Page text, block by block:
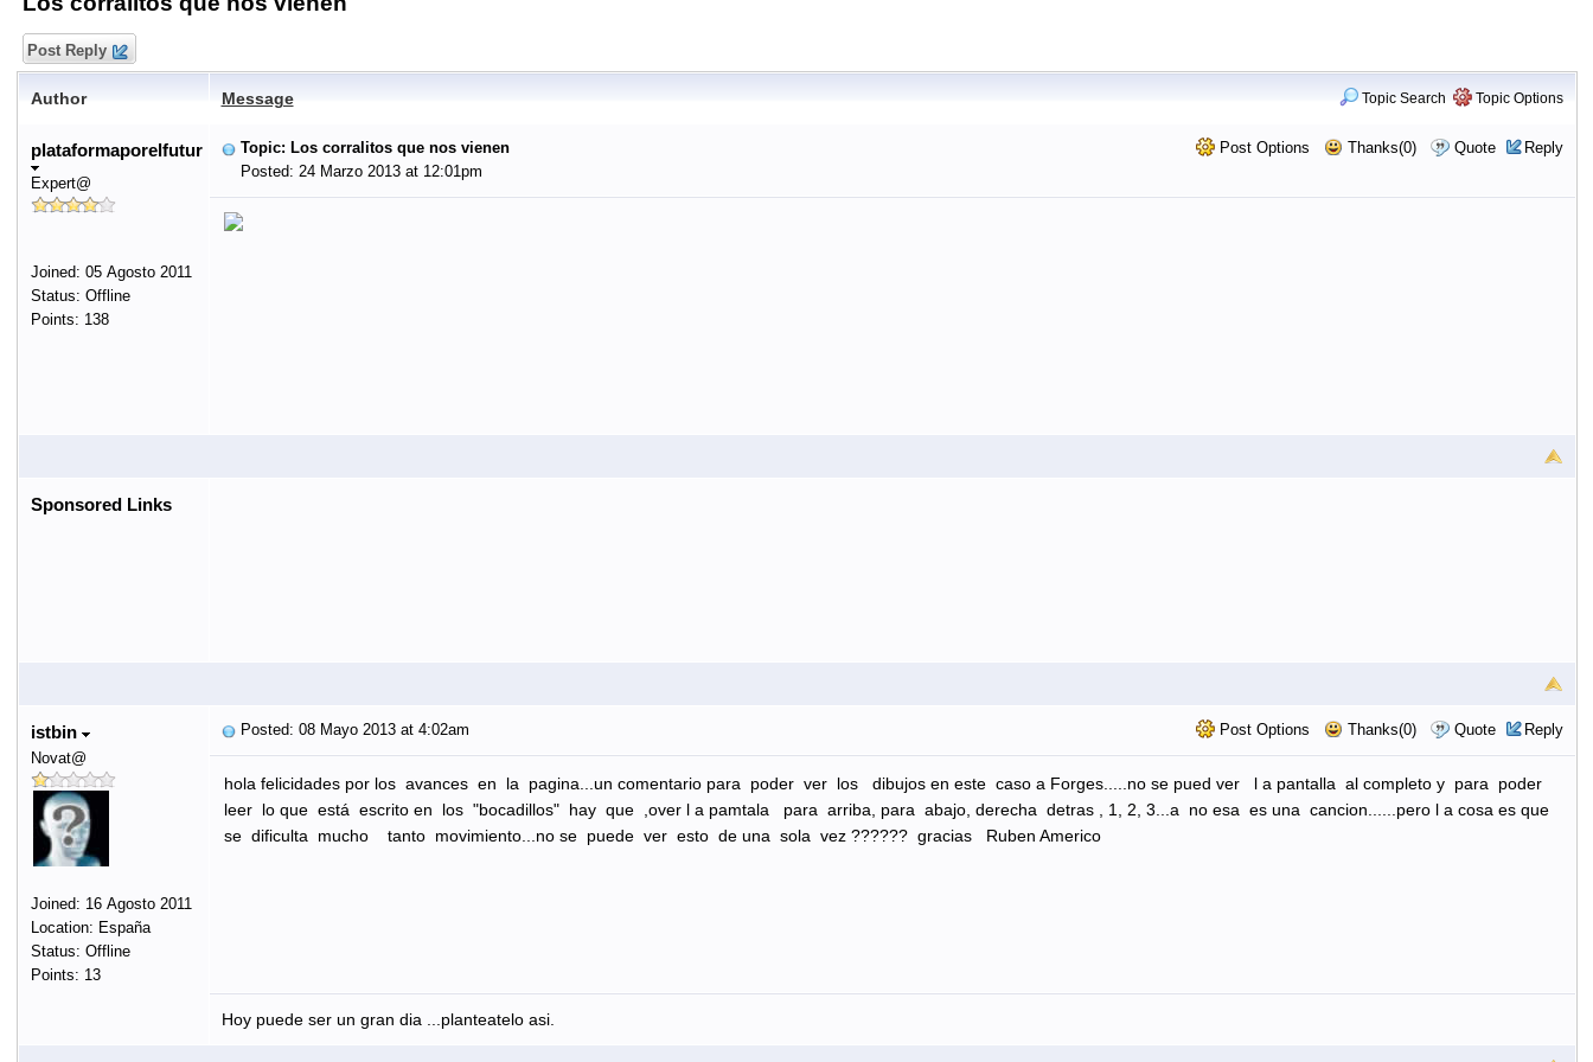
Post Reply
Author Message Topic Search Topic Options
plataformaporelfutur
Expert@
Joined: 05 Agosto 2011
Status: Offline
Points: 138
Post Options Thanks(0) Quote Reply
Topic: Los corralitos que nos vienen
Posted: 24 Marzo 2013 at 12:01pm
Sponsored Links
istbin
Novat@
Joined: 16 Agosto 2011
Location: España
Status: Offline
Points: 13
Post Options Thanks(0) Quote Reply
Posted: 08 Mayo 2013 at 4:02am
hola felicidades por los avances en la pagina...un comentario para poder ver los dibujos en este caso a Forges.....no se pued ver l a pantalla al completo y para poder
leer lo que está escrito en los "bocadillos" hay que ,over l a pamtala para arriba, para abajo, derecha detras , 1, 2, 3...a no esa es una cancion......pero l a cosa es que
se dificulta mucho tanto movimiento...no se puede ver esto de una sola vez ?????? gracias Ruben Americo
Hoy puede ser un gran dia ...planteatelo asi.